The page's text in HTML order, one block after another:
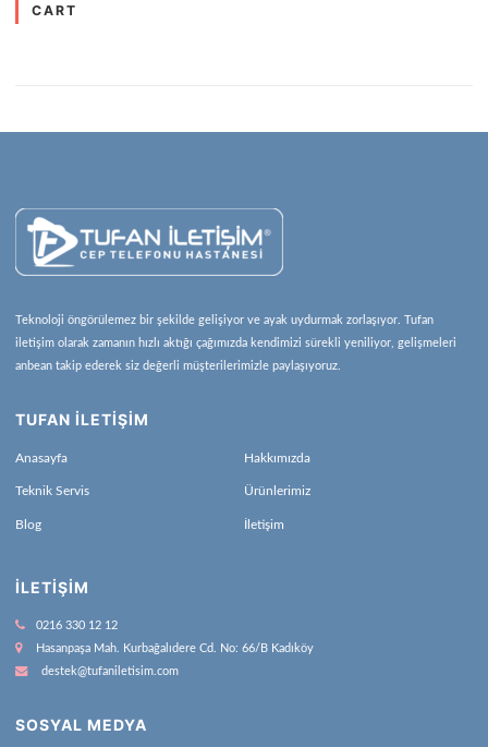
CART
Teknoloji öngörülemez bir şekilde gelişiyor ve ayak uydurmak zorlaşıyor. Tufan
iletişim olarak zamanın hızlı aktığı çağımızda kendimizi sürekli yeniliyor, gelişmeleri
anbean takip ederek siz değerli müşterilerimizle paylaşıyoruz.
TUFAN İLETİŞİM
Anasayfa Hakkımızda
Teknik Servis Ürünlerimiz
Blog İletişim
İLETIŞIM
0216 330 12 12
Hasanpaşa Mah. Kurbağalıdere Cd. No: 66/B Kadıköy
destek@tufaniletisim.com
SOSYAL MEDYA